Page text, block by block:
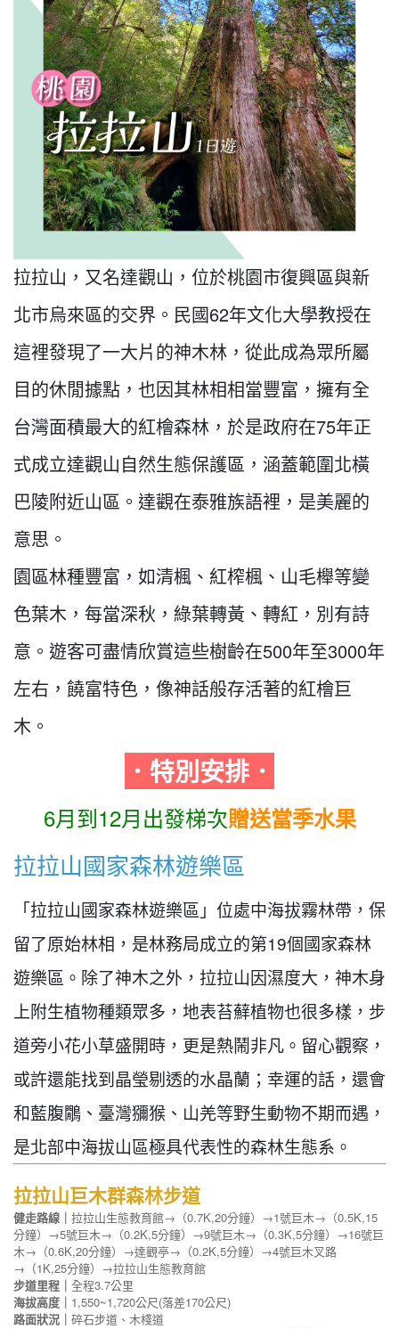
拉拉山，又名達觀山，位於桃園市復興區與新
北市烏來區的交界。民國62年文化大學教授在
這裡發現了一大片的神木林，從此成為眾所屬
目的休閒據點，也因其林相相當豐富，擁有全
台灣面積最大的紅檜森林，於是政府在75年正
式成立達觀山自然生態保護區，涵蓋範圍北橫
巴陵附近山區。達觀在泰雅族語裡，是美麗的
意思。
園區林種豐富，如清楓、紅榨楓、山毛櫸等變
色葉木，每當深秋，綠葉轉黃、轉紅，別有詩
意。遊客可盡情欣賞這些樹齡在500年至3000年
左右，饒富特色，像神話般存活著的紅檜巨
木。
．特別安排．
6月到12月出發梯次贈送當季水果
拉拉山國家森林遊樂區
「拉拉山國家森林遊樂區」位處中海拔霧林帶，保
留了原始林相，是林務局成立的第19個國家森林
遊樂區。除了神木之外，拉拉山因濕度大，神木身
上附生植物種類眾多，地表苔蘚植物也很多樣，步
道旁小花小草盛開時，更是熱鬧非凡。留心觀察，
或許還能找到晶瑩剔透的水晶蘭；幸運的話，還會
和藍腹鷳、臺灣獼猴、山羌等野生動物不期而遇，
是北部中海拔山區極具代表性的森林生態系。
拉拉山巨木群森林步道
健走路線｜ 拉拉山生態教育館→（0.7K,20分鐘）→1號巨木→（0.5K,15
分鐘）→5號巨木→（0.2K,5分鐘）→9號巨木→（0.3K,5分鐘）→16號巨
木→（0.6K,20分鐘）→達觀亭→（0.2K,5分鐘）→4號巨木叉路
→（1K,25分鐘）→拉拉山生態教育館
步道里程｜ 全程3.7公里
海拔高度｜ 1,550~1,720公尺(落差170公尺)
路面狀況｜ 碎石步道、木棧道